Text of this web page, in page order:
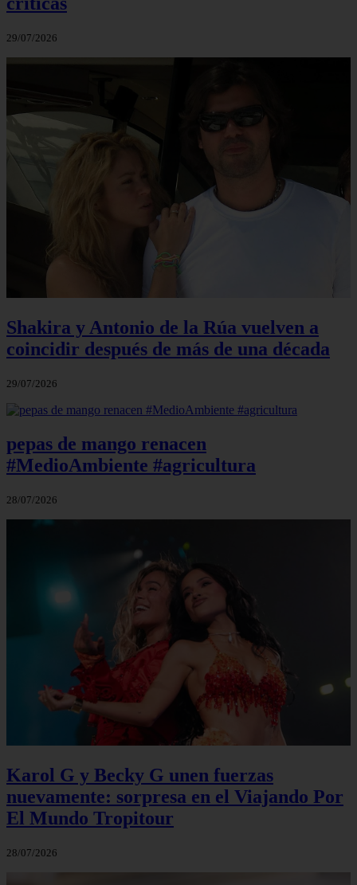
29/07/2026
Shakira y Antonio de la Rúa vuelven a
coincidir después de más de una década
29/07/2026
pepas de mango renacen
#MedioAmbiente #agricultura
28/07/2026
Karol G y Becky G unen fuerzas
nuevamente: sorpresa en el Viajando Por
El Mundo Tropitour
28/07/2026